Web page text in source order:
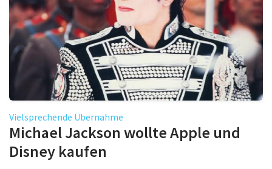
Vielsprechende Übernahme
Michael Jackson wollte Apple und
Disney kaufen